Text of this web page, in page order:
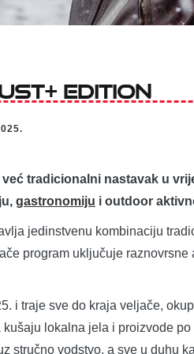
EDITION
tradicionalni nastavak u
gastronomiju i outdoor
jedinstvenu kombinaciju
program uključuje
i traje sve do kraja veljače,
lokalna jela i proizvode
stručno vodstvo, a sve u duhu